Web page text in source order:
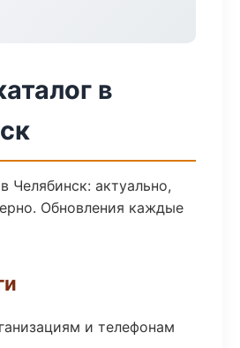
в
Челябинск: актуально,
Обновления каждые
и телефонам